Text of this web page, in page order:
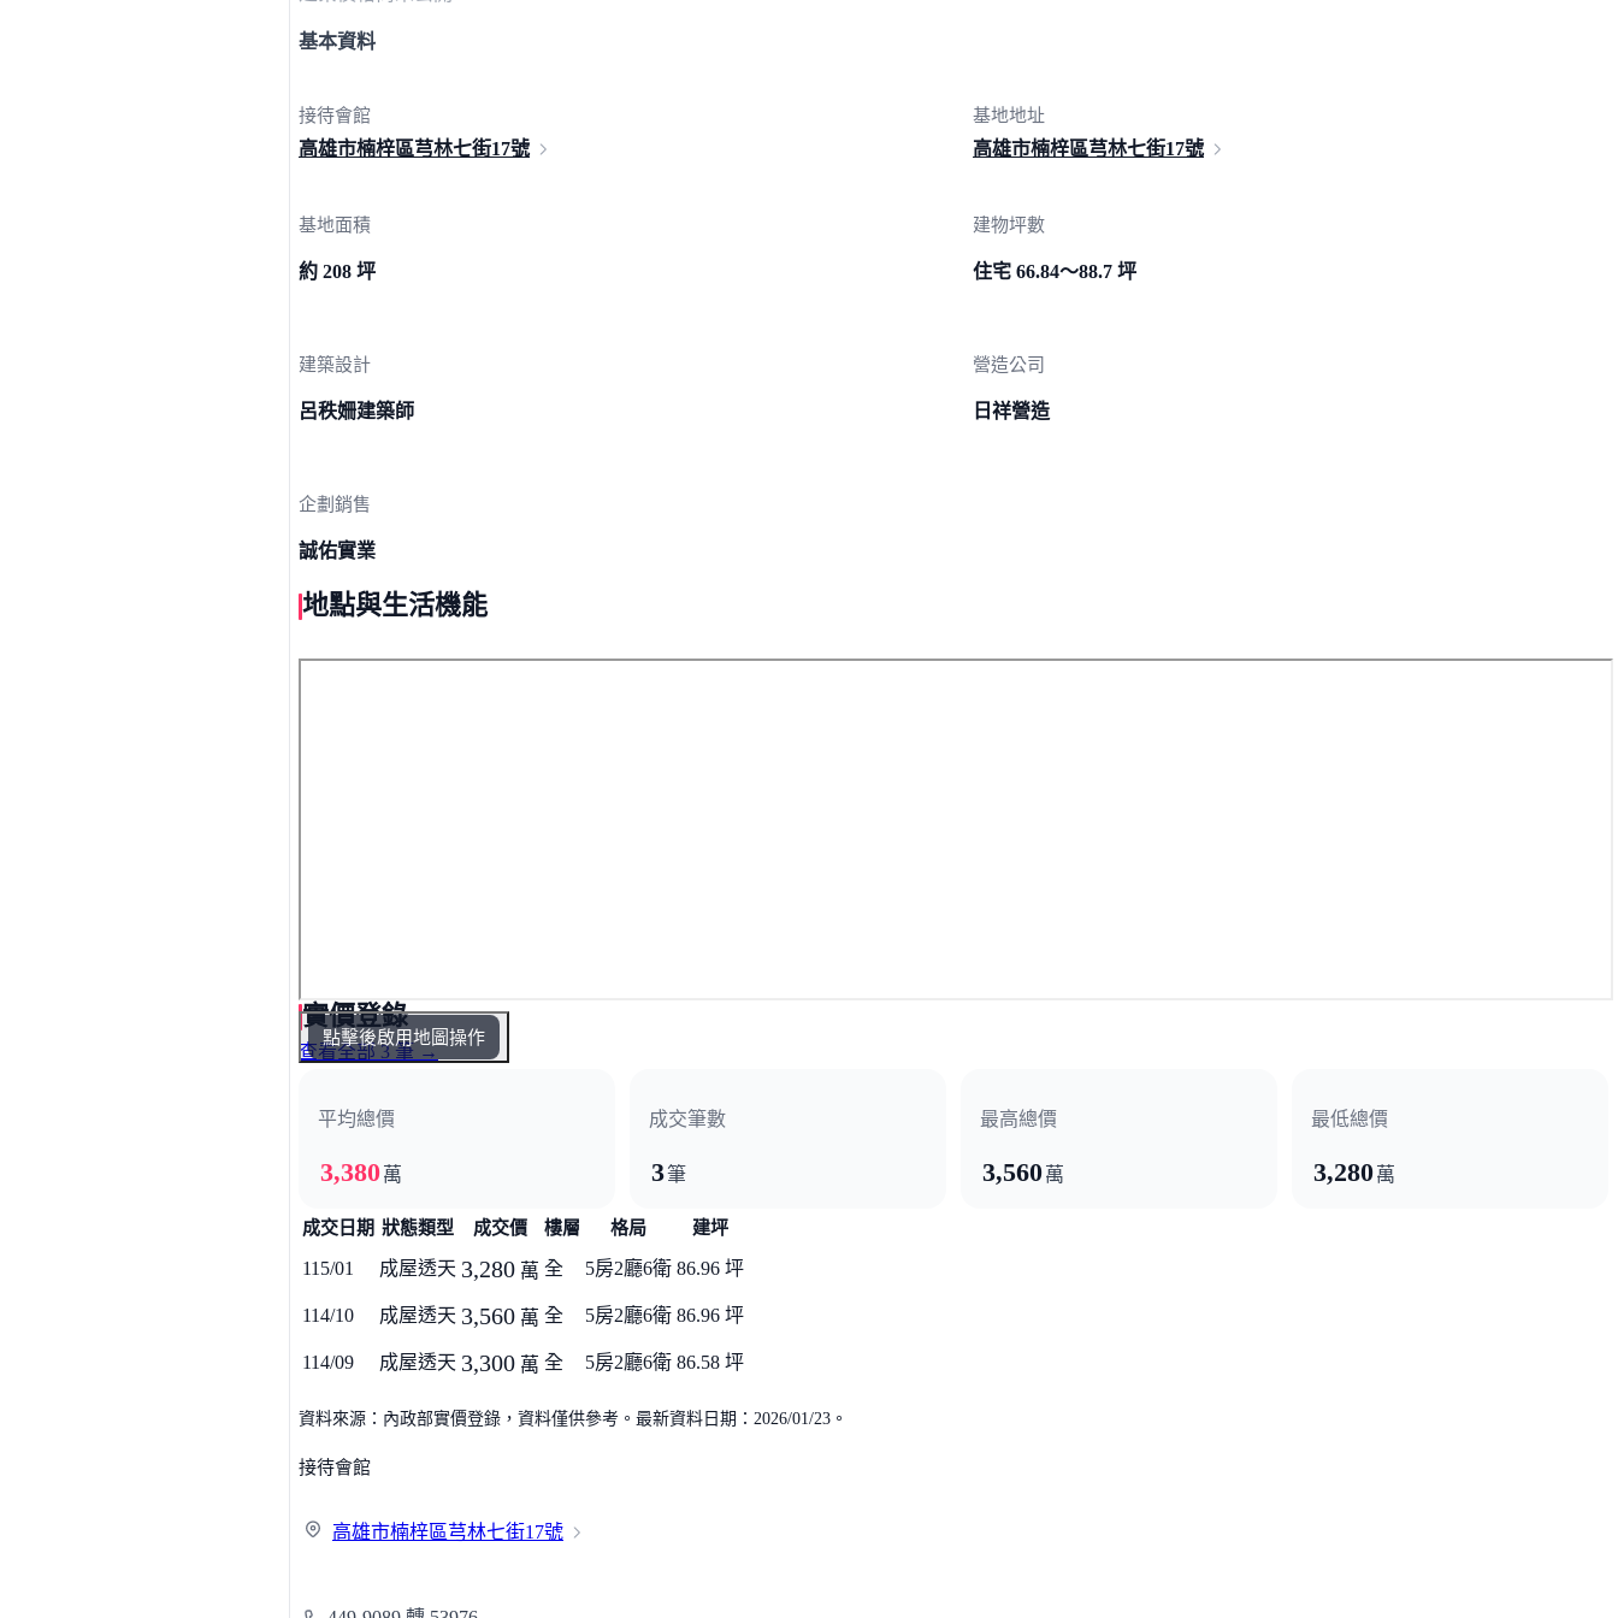
基本資料
接待會館
高雄市楠梓區芎林七街17號
基地地址
高雄市楠梓區芎林七街17號
基地面積
約 208 坪
建物坪數
住宅 66.84～88.7 坪
建築設計
呂秩姍建築師
營造公司
日祥營造
企劃銷售
誠佑實業
地點與生活機能
點擊後啟用地圖操作
實價登錄
查看全部 3 筆 →
平均總價
3,380萬
成交筆數
3筆
最高總價
3,560萬
最低總價
3,280萬
成交日期 狀態類型 成交價 樓層 格局 建坪
115/01 成屋透天 3,280 萬 全 5房2廳6衛 86.96 坪
114/10 成屋透天 3,560 萬 全 5房2廳6衛 86.96 坪
114/09 成屋透天 3,300 萬 全 5房2廳6衛 86.58 坪
資料來源：內政部實價登錄，資料僅供參考。最新資料日期：2026/01/23。
接待會館
高雄市楠梓區芎林七街17號